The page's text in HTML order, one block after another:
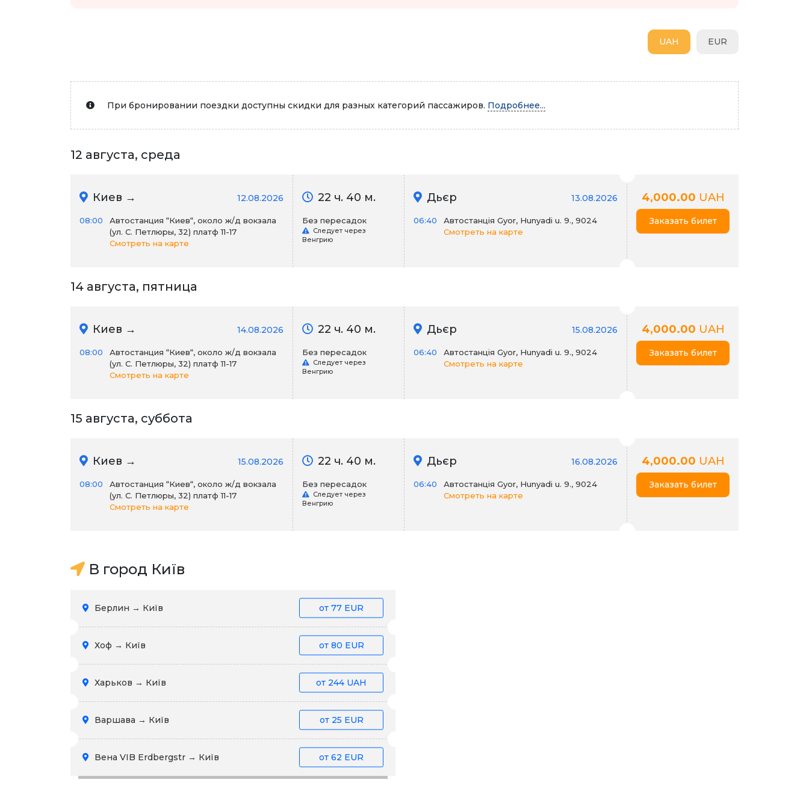
EUR
UAH
При бронировании поездки доступны скидки для разных категорий пассажиров. Подробнее...
12 августа, среда
Киев → 12.08.2026
08:00
Автостанция “Киев“, около ж/д вокзала
(ул. С. Петлюры, 32) платф 11-17
Смотреть на карте
22 ч. 40 м.
Без пересадок
Следует через
Венгрию
Дьєр 13.08.2026
06:40
Автостанція Gyor, Hunyadi u. 9., 9024
Смотреть на карте
4,000.00 UAH
Заказать билет
14 августа, пятница
Киев → 14.08.2026
08:00
Автостанция “Киев“, около ж/д вокзала
(ул. С. Петлюры, 32) платф 11-17
Смотреть на карте
22 ч. 40 м.
Без пересадок
Следует через
Венгрию
Дьєр 15.08.2026
06:40
Автостанція Gyor, Hunyadi u. 9., 9024
Смотреть на карте
4,000.00 UAH
Заказать билет
15 августа, суббота
Киев → 15.08.2026
08:00
Автостанция “Киев“, около ж/д вокзала
(ул. С. Петлюры, 32) платф 11-17
Смотреть на карте
22 ч. 40 м.
Без пересадок
Следует через
Венгрию
Дьєр 16.08.2026
06:40
Автостанція Gyor, Hunyadi u. 9., 9024
Смотреть на карте
4,000.00 UAH
Заказать билет
В город Київ
Берлин → Київ от 77 EUR
Хоф → Київ от 80 EUR
Харьков → Київ от 244 UAH
Варшава → Київ от 25 EUR
Вена VIB Erdbergstr → Київ от 62 EUR